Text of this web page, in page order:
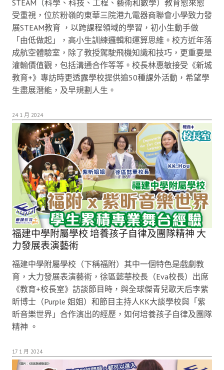
STEAM（科學、科技、工程、藝術和數學）教育愈來愈
受重視，位於粉嶺的東華三院港九電器商聯會小學致力發
展STEAM教育 ，以跨課程領域的學習，初小生動手做
「由低做起」，高小生訓練邏輯和運算思維。校方近年落
成航空體驗室，除了教授駕駛飛機知識和技巧，更重要是
灌輸價值觀，包括溝通合作等等。校長林惠敏接受《新城
教育+》專訪時更透露學校提供逾50種課外活動，希望學
生盡展潛能，及早規劃人生。
24 1 月 2024
福建中學附屬學校 培養孩子自律及團隊精神 大
力發展表演藝術
福建中學附屬學校（下稱福附）其中一個特色是戲劇教
育，大力發展表演藝術，徐區懿華校長（Eva校長）出席
《教育+校長室》訪談節目時，與全球傑青兒歌天后李紫
昕博士（Purple 姐姐）和節目主持人KK大談學校與「紫
昕音樂世界」合作演出的經歷，如何培養孩子自律及團隊
精神 。
17 1 月 2024